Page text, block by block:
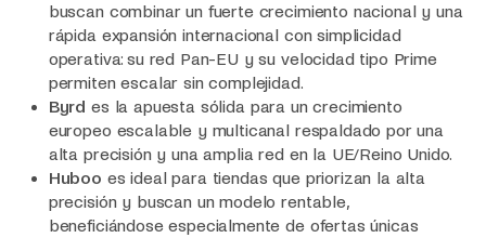
buscan combinar un fuerte crecimiento nacional y una
rápida expansión internacional con simplicidad
operativa: su red Pan-EU y su velocidad tipo Prime
permiten escalar sin complejidad.
Byrd es la apuesta sólida para un crecimiento
europeo escalable y multicanal respaldado por una
alta precisión y una amplia red en la UE/Reino Unido.
Huboo es ideal para tiendas que priorizan la alta
precisión y buscan un modelo rentable,
beneficiándose especialmente de ofertas únicas